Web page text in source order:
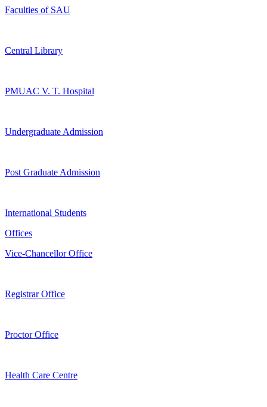
Faculties of SAU
Central Library
PMUAC V. T. Hospital
Undergraduate Admission
Post Graduate Admission
International Students
Offices
Vice-Chancellor Office
Registrar Office
Proctor Office
Health Care Centre